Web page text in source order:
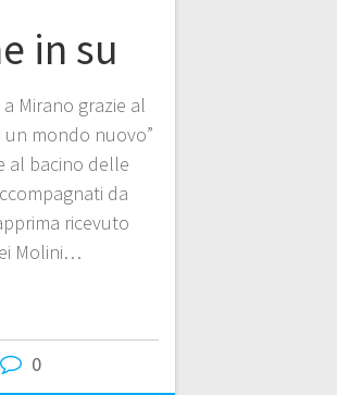
in su
Mirano grazie al
un mondo nuovo”
al bacino delle
da
ricevuto
Molini…
0